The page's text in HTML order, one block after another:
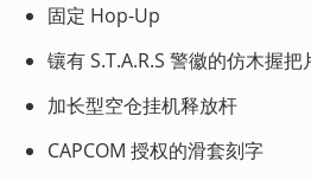
固定 Hop-Up
镶有 S.T.A.R.S 警徽的仿木握把
加长型空仓挂机释放杆
CAPCOM 授权的滑套刻字